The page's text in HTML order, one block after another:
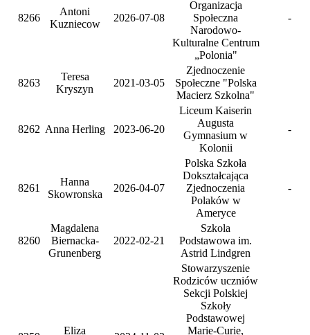
8266
Antoni
Kuzniecow
2026-07-08
Organizacja
Społeczna
Narodowo-
Kulturalne Centrum
„Polonia"
-
8263
Teresa
Kryszyn
2021-03-05
Zjednoczenie
Społeczne "Polska
Macierz Szkolna"
8262 Anna Herling 2023-06-20
Liceum Kaiserin
Augusta
Gymnasium w
Kolonii
-
8261
Hanna
Skowronska
2026-04-07
Polska Szkoła
Dokształcająca
Zjednoczenia
Polaków w
Ameryce
-
8260
Magdalena
Biernacka-
Grunenberg
2022-02-21
Szkola
Podstawowa im.
Astrid Lindgren
Eliza
Stowarzyszenie
Rodziców uczniów
Sekcji Polskiej
Szkoły
Podstawowej
Marie-Curie,